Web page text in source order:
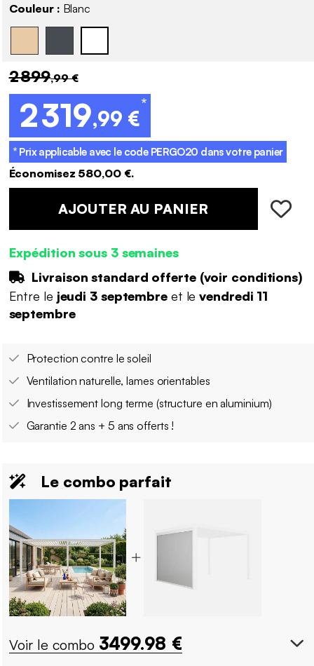
Couleur : Blanc
2 899,99 €
2 319,99 €
*
* Prix applicable avec le code PERGO20 dans votre panier
Économisez 580,00 €.
AJOUTER AU PANIER
Expédition sous 3 semaines
Livraison standard offerte (voir conditions)
Entre le jeudi 3 septembreet levendredi 11
septembre
Protection contre le soleil
Ventilation naturelle, lames orientables
Investissement long terme (structure en aluminium)
Garantie 2 ans + 5 ans offerts !
Le combo parfait
Voir le combo 3499.98 €